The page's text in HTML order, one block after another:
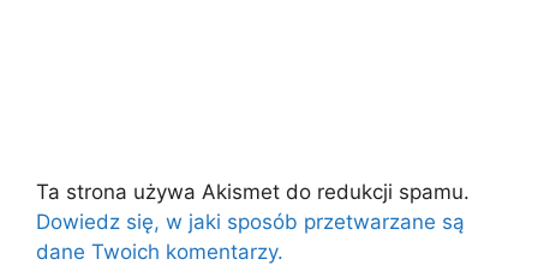
Ta strona używa Akismet do redukcji spamu.
Dowiedz się, w jaki sposób przetwarzane są
dane Twoich komentarzy.